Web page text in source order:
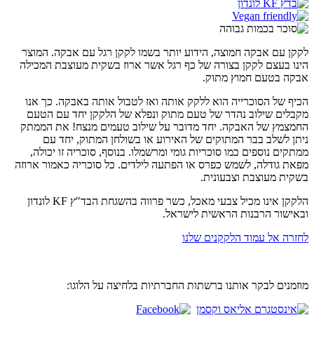
לקקן עם אבקה חמוצה, הידוע יותר בשמו לקקן רגל עם אבקה. המוצר
הינו בעצם לקקן בצורה של כף רגל אשר ארוז בשקית מעוצבת המכילה
אבקה בטעם חמוץ מתוק.
הכיף של הסוכרייה הוא ללקק אותה ואז לטבול אותה באבקה. כך אנו
מקבלים שילוב נהדר של טעם מתוק ונפלא של הלקקן יחד עם הטעם
החמצמץ של האבקה. יחד מדובר על שילוב טעמים מנצח! את הממתק
ניתן לשלב בבר המתוקים של האירוע או בשולחן המתוק, יחד עם
ממתקים נוספים כמו סוכריות גומי ומרשמלו. בנוסף, סוכריה זו יכולה,
מפאת גודלה, לשמש כפרס או הפתעה לילדים. כל סוכריה כאמור ארוזה
בשקית מעוצבת וצבעונית.
הלקקן אינו מכיל צבעי מאכל, כשר פרווה בהשגחת הבד"ץ KF לונדון
ובאישור הרבנות הראשית לישראל.
לחזרה אל עמוד הלקקנים שלנו
מוזמנים לבקר אותנו ברשתות החברתיות בלחיצה על הלוגו: